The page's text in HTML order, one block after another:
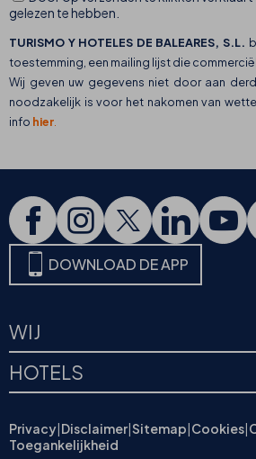
gelezen te hebben.
TURISMO Y HOTELES DE BALEARES, S.L.
toestemming, een mailing lijst die
Wij geven uw gegevens niet door aan
noodzakelijk is voor het nakomen van
info hier
DOWNLOAD DE APP
WIJ
HOTELS
Privacy|Disclaimer|Sitemap|Cookies|
Toegankelijkheid